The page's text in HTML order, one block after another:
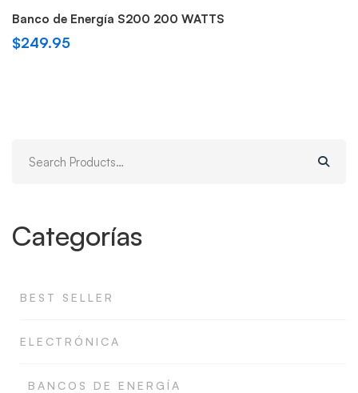
Categorías
BEST SELLER
ELECTRÓNICA
BANCOS DE ENERGÍA
Banco de Energía S200 200 WATTS
$249.95